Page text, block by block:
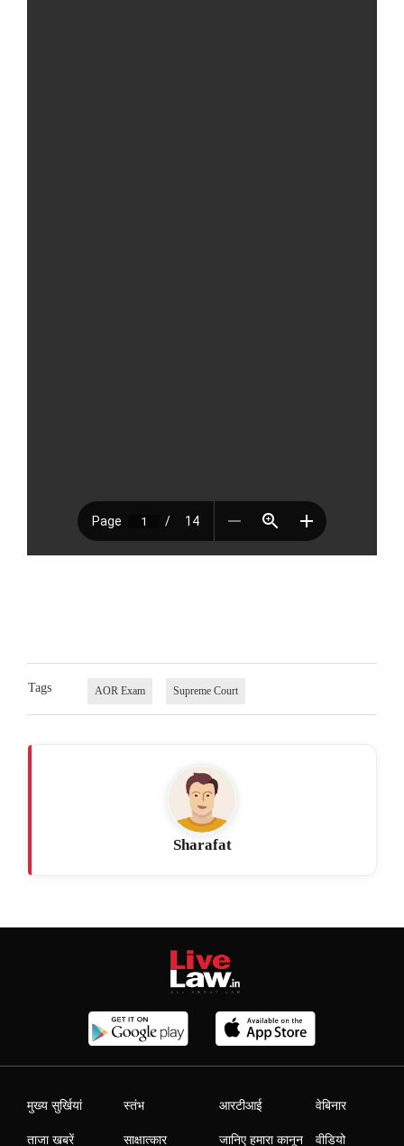
Tags AOR Exam Supreme Court
Sharafat
मुख्य सुर्खियां
ताजा खबरें
स्तंभ
साक्षात्कार
आरटीआई
जानिए हमारा कानून
वेबिनार
वीडियो